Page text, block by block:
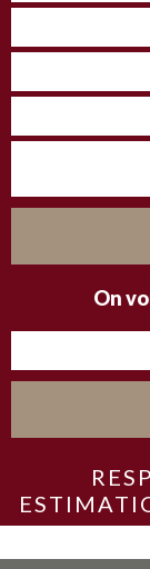
On